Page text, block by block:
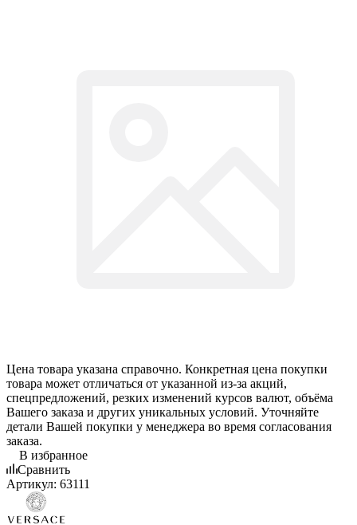
Цена товара указана справочно. Конкретная цена покупки
товара может отличаться от указанной из-за акций,
спецпредложений, резких изменений курсов валют, объёма
Вашего заказа и других уникальных условий. Уточняйте
детали Вашей покупки у менеджера во время согласования
заказа.
В избранное
Сравнить
Артикул: 63111